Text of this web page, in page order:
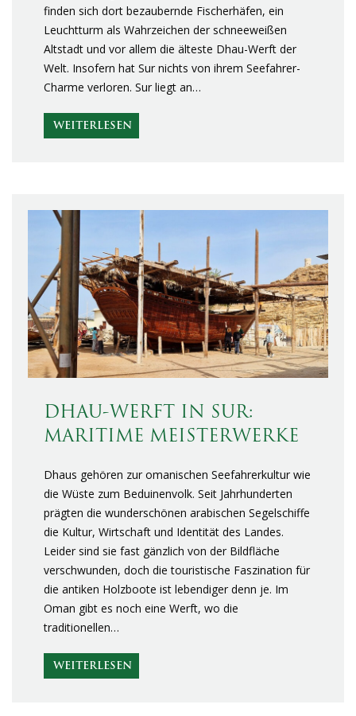
finden sich dort bezaubernde Fischerhäfen, ein
Leuchtturm als Wahrzeichen der schneeweißen
Altstadt und vor allem die älteste Dhau-Werft der
Welt. Insofern hat Sur nichts von ihrem Seefahrer-
Charme verloren. Sur liegt an…
WEITERLESEN
DHAU-WERFT IN SUR:
MARITIME MEISTERWERKE
Dhaus gehören zur omanischen Seefahrerkultur wie
die Wüste zum Beduinenvolk. Seit Jahrhunderten
prägten die wunderschönen arabischen Segelschiffe
die Kultur, Wirtschaft und Identität des Landes.
Leider sind sie fast gänzlich von der Bildfläche
verschwunden, doch die touristische Faszination für
die antiken Holzboote ist lebendiger denn je. Im
Oman gibt es noch eine Werft, wo die
traditionellen…
WEITERLESEN